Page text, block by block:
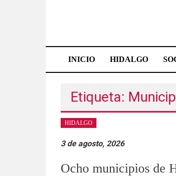
El
periódico
de
Hidalgo
noticias
INICIO HIDALGO
Etiqueta:
HIDALGO
3 de agosto, 2026
Ocho municipios de